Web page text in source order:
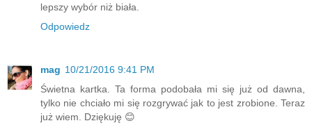
lepszy wybór niż biała.
Odpowiedz
mag 10/21/2016 9:41 PM
Świetna kartka. Ta forma podobała mi się już od dawna,
tylko nie chciało mi się rozgrywać jak to jest zrobione. Teraz
już wiem. Dziękuję 😊